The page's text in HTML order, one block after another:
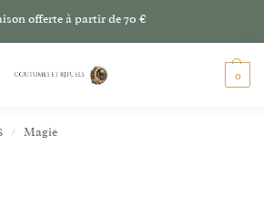
offerte à partir de 70 €
0
/ Magie